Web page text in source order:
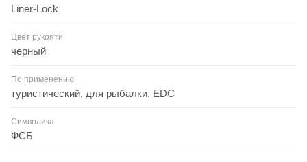
Liner-Lock
Цвет рукояти
черный
По применению
туристический, для рыбалки, EDC
Символика
ФСБ